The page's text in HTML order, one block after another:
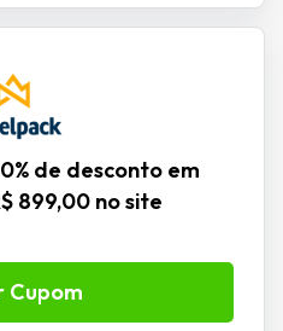
de desconto em
899,00 no site
Cupom